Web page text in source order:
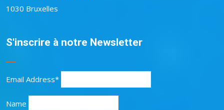
1030 Bruxelles
S'inscrire à notre Newsletter
Email Address*
Name